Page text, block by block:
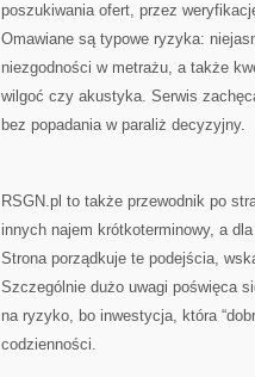
poszukiwania ofert, przez
Omawiane są typowe ryzyka:
niezgodności w metrażu, a także
wilgoć czy akustyka. Serwis
bez popadania w paraliż decyzyjny.
RSGN.pl to także przewodnik po
innych najem krótkoterminowy, a
Strona porządkuje te podejścia,
Szczególnie dużo uwagi poświęca
na ryzyko, bo inwestycja, która
codzienności.